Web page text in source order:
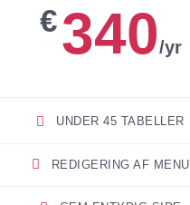
€340/yr
UNDER 45 TABELLER
REDIGERING AF MENU